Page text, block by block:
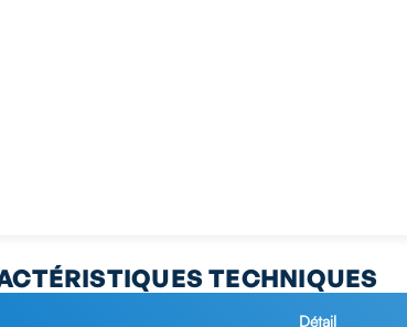
TECHNIQUES
Détail